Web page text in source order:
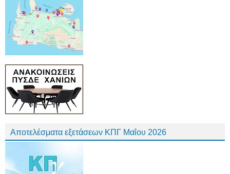
Αποτελέσματα εξετάσεων ΚΠΓ Μαΐου 2026